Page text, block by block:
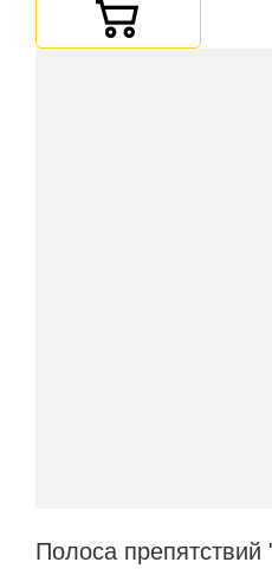
Полоса